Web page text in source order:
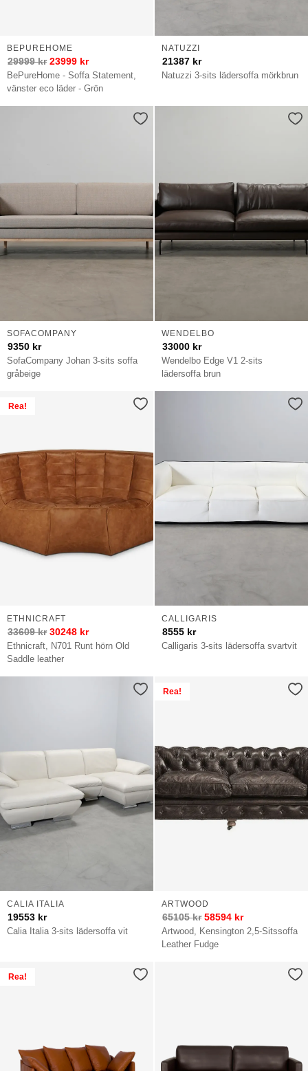
BePureHome - Soffa Statement,
vänster eco läder - Grön
BEPUREHOME
29999kr 23999 kr
Natuzzi 3-sits lädersoffa mörkbrun
NATUZZI
21387 kr
SofaCompany Johan 3-sits soffa
gråbeige
SOFACOMPANY
9350 kr
Wendelbo Edge V1 2-sits
lädersoffa brun
WENDELBO
33000 kr
Rea!
Ethnicraft, N701 Runt hörn Old
Saddle leather
ETHNICRAFT
33609kr 30248 kr
Calligaris 3-sits lädersoffa svartvit
CALLIGARIS
8555 kr
Calia Italia 3-sits lädersoffa vit
CALIA ITALIA
19553 kr
Rea!
Artwood, Kensington 2,5-Sitssoffa
Leather Fudge
ARTWOOD
65105kr 58594 kr
Rea!